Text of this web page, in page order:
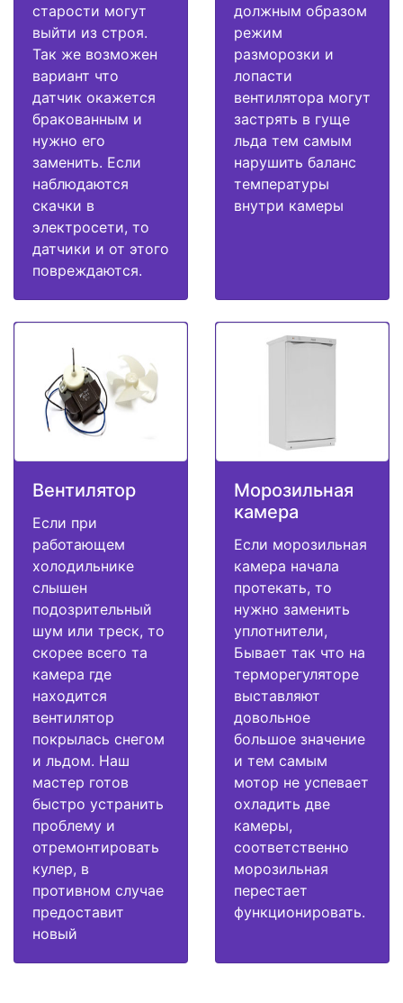
старости могут
выйти из строя.
Так же возможен
вариант что
датчик окажется
бракованным и
нужно его
заменить. Если
наблюдаются
скачки в
электросети, то
датчики и от этого
повреждаются.
должным образом
режим
разморозки и
лопасти
вентилятора могут
застрять в гуще
льда тем самым
нарушить баланс
температуры
внутри камеры
Вентилятор
Если при
работающем
холодильнике
слышен
подозрительный
шум или треск, то
скорее всего та
камера где
находится
вентилятор
покрылась снегом
и льдом. Наш
мастер готов
быстро устранить
проблему и
отремонтировать
кулер, в
противном случае
предоставит
новый
Морозильная
камера
Если морозильная
камера начала
протекать, то
нужно заменить
уплотнители,
Бывает так что на
терморегуляторе
выставляют
довольное
большое значение
и тем самым
мотор не успевает
охладить две
камеры,
соответственно
морозильная
перестает
функционировать.